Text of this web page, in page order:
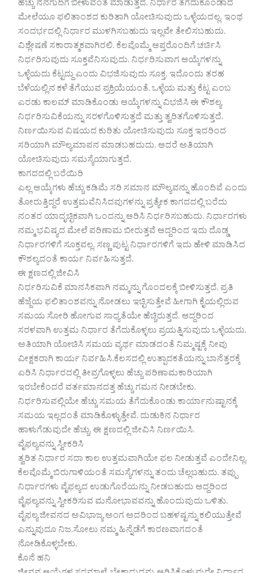
ಹೆಚ್ಚು ನೆನಗುದಿಗೆ ಬೀಳುವಂತೆ ಮಾಡುತ್ತದೆ. ನಿರ್ಧಾರ ತೆಗೆದುಕೊಂಡಾದ
ಮೇಲೆಯೂ ಫಲಿತಾಂಶದ ಕುರಿತಾಗಿ ಯೋಚಿಸುವುದು ಒಳ್ಳೆಯದಲ್ಲ. ಇಂಥ
ಸಂದರ್ಭದಲ್ಲಿ ನಿರ್ಧಾರ ಮುಳಗಿಸಬಹುದು ಇಲ್ಲವೇ ತೇಲಿಸಬಹುದು.
ವಿಶ್ಲೇಷಣೆ ಸಕಾರಾತ್ಮಕವಾಗಿರಲಿ. ಕೆಲವೊಮ್ಮೆ ಆಪ್ತರೊಂದಿಗೆ ಚರ್ಚಿಸಿ
ನಿರ್ಧರಿಸುವುದು ಸೂಕ್ತವೆನಿಸುವುದು. ನಿರ್ಧರಿಸುವಾಗ ಆಯ್ಕೆಗಳನ್ನು
ಒಳ್ಳೆಯದು ಕೆಟ್ಟದ್ದು ಎಂದು ವಿಭಜಿಸುವುದು ಸೂಕ್ತ. ಇದೊಂದು ತರಹ
ಬೆಳೆಯಲ್ಲಿನ ಕಳೆ ತೆಗೆಯುವ ಪ್ರಕ್ರಿಯೆಯಂತೆ. ಒಳ್ಳೆಯ ಮತ್ತು ಕೆಟ್ಟ ಎಂಬ
ಎರಡು ಕಾಲಮ್ ಮಾಡಿಕೊಂಡು ಆಯ್ಕೆಗಳನ್ನು ವಿಭಜಿಸಿ ಈ ಕೌಶಲ್ಯ
ನಿರ್ಧರಿಸುವಿಕೆಯನ್ನು ಸರಳಗೊಳಿಸುತ್ತದೆ ಮತ್ತು ತ್ವರಿತಗೊಳಿಸುತ್ತದೆ.
ನಿರ್ಣಯಿಸುವ ವಿಷಯದ ಕುರಿತು ಯೋಚಿಸುವುದು ಸೂಕ್ತ ಇದರಿಂದ
ಸರಿಯಾಗಿ ಮೌಲ್ಯಮಾಪನ ಮಾಡಬಹದುದು. ಆದರೆ ಅತಿಯಾಗಿ
ಯೋಚಿಸುವುದು ಸಮಸ್ಯೆಯಾಗುತ್ತದೆ.
ಕಾಗದದಲ್ಲಿ ಬರೆಯಿರಿ
ಎಲ್ಲ ಆಯ್ಕೆಗಳು ಹೆಚ್ಚು ಕಡಿಮೆ ಸರಿ ಸಮಾನ ಮೌಲ್ಯವನ್ನು ಹೊಂದಿವೆ ಎಂದು
ತೋರುತ್ತಿದ್ದರೆ ಉತ್ತಮವೆನಿಸಿದವುಗಳನ್ನು ಪ್ರತ್ಯೇಕ ಕಾಗದದಲ್ಲಿ ಬರೆದು
ನಂತರ ಯಾದೃಚ್ಛಿಕವಾಗಿ ಒಂದನ್ನು ಆರಿಸಿ ನಿರ್ಧರಿಸಬಹುದು. ನಿರ್ಧಾರಗಳು
ನಮ್ಮ ಭವಿಷ್ಯದ ಮೇಲೆ ಪರಿಣಾಮ ಬೀರುತ್ತವೆ ಆದ್ದರಿಂದ ಇದು ದೊಡ್ಡ
ನಿರ್ಧಾರಗಳಿಗೆ ಸೂಕ್ತವಲ್ಲ. ಸಣ್ಣ ಪುಟ್ಟ ನಿರ್ಧಾರಗಳಿಗೆ ಇದು ಹೇಳಿ ಮಾಡಿಸಿದ
ಕೌಶಲ್ಯದಂತೆ ಕಾರ್ಯ ನಿರ್ವಹಿಸುತ್ತದೆ.
ಈ ಕ್ಷಣದಲ್ಲಿ ಜೀವಿಸಿ
ನಿರ್ಧರಿಸುವಿಕೆ ಮಾನಸಿಕವಾಗಿ ನಮ್ಮನ್ನು ಗೊಂದಲಕ್ಕೆ ಬೀಳಿಸುತ್ತದೆ. ಪ್ರತಿ
ಹೆಜ್ಜೆಯ ಫಲಿತಾಂಶವನ್ನು ನೋಡಲು ಇಚ್ಛಿಸುತ್ತೇವೆ ಹೀಗಾಗಿ ಕೈಯಲ್ಲಿರುವ
ಸಮಯ ಸೋರಿ ಹೋಗುವ ಸಾಧ್ಯತೆಯೇ ಹೆಚ್ಚಿರುತ್ತದೆ. ಆದ್ದರಿಂದ
ಸರಳವಾಗಿ ಉತ್ತಮ ನಿರ್ಧಾರ ತೆಗೆದುಕೊಳ್ಳಲು ಪ್ರಯತ್ನಿಸುವುದು ಒಳ್ಳೆಯದು.
ಅತಿಯಾಗಿ ಯೋಚಿಸಿ ಸಮಯ ವ್ಯರ್ಥ ಮಾಡದಂತೆ ನಿಮ್ಮಷ್ಟಕ್ಕೆ ನೀವು
ವೀಕ್ಷಕರಾಗಿ ಕಾರ್ಯ ನಿರ್ವಹಿಸಿ.ಕೆಲಸದಲ್ಲಿ ಉತ್ಪಾದಕತೆಯನ್ನು ಬಾನೆತ್ತರಕ್ಕೆ
ಏರಿಸಿ ನಿರ್ಧಾರದಲ್ಲಿ ತೀವ್ರಗೊಳ್ಳಲು ಹೆಚ್ಚು ಪರಿಣಾಮಕಾರಿಯಾಗಿ
ಇರಬೇಕೆಂದರೆ ವರ್ತಮಾನದತ್ತ ಹೆಚ್ಚು ಗಮನ ನೀಡಬೇಕು.
ನಿರ್ಧರಿಸುವಲ್ಲಿಯೇ ಹೆಚ್ಚು ಸಮಯ ತೆಗೆದುಕೊಂಡು ಕಾರ್ಯಾನುಷ್ಟಾನಕ್ಕೆ
ಸಮಯ ಇಲ್ಲದಂತೆ ಮಾಡಿಕೊಳ್ಳುತ್ತೇವೆ. ದುಡುಕಿನ ನಿರ್ಧಾರ
ಹಾಳುಗೆಡುವುದೇ ಹೆಚ್ಚು. ಈ ಕ್ಷಣದಲ್ಲಿ ಜೀವಿಸಿ ನಿರ್ಣಯಿಸಿ.
ವೈಫಲ್ಯವನ್ನು ಸ್ವೀಕರಿಸಿ
ತ್ವರಿತ ನಿರ್ಧಾರ ಸದಾ ಕಾಲ ಉತ್ತಮವಾಗಿಯೇ ಫಲ ನೀಡುತ್ತವೆ ಎಂದೇನಿಲ್ಲ.
ಕೆಲವೊಮ್ಮೆ ಬಿರುಗಾಳಿಯಂತೆ ಸಮಸ್ಯೆಗಳನ್ನು ತಂದು ಚೆಲ್ಲಬಹುದು. ತಪ್ಪು
ನಿರ್ಧಾರಗಳು ವೈಫಲ್ಯದ ಉಡುಗೊರೆಯನ್ನು ನೀಡಬಹುದು ಆದ್ದರಿಂದ
ವೈಫಲ್ಯವನ್ನು ಸ್ವೀಕರಿಸುವ ಮನೋಭಾವವನ್ನು ಹೊಂದುವುದು ಒಳಿತು.
ವೈಫಲ್ಯ ಜೀವನದ ಅವಿಭಾಜ್ಯ ಅಂಗ ಅದರಿಂದ ಬಹಳಷ್ಟನ್ನು ಕಲಿಯುತ್ತೇವೆ
ಎನ್ನುವುದೂ ನಿಜ.ಸೋಲು ನಮ್ಮ ಹಿನ್ನೆಡೆಗೆ ಕಾರಣವಾಗದಂತೆ
ನೋಡಿಕೊಳ್ಳಬೇಕು.
ಕೊನೆ ಹನಿ